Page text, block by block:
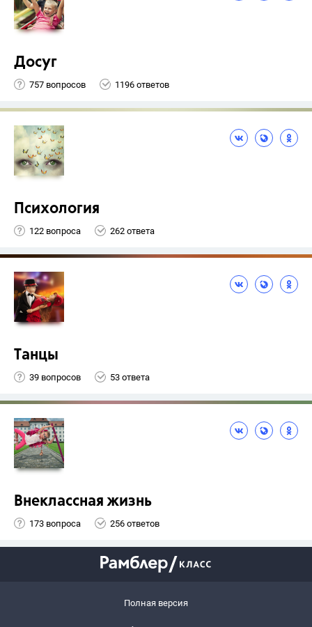
Досуг
757 вопросов 1196 ответов
Психология
122 вопроса 262 ответа
Танцы
39 вопросов 53 ответа
Внеклассная жизнь
173 вопроса 256 ответов
Полная версия